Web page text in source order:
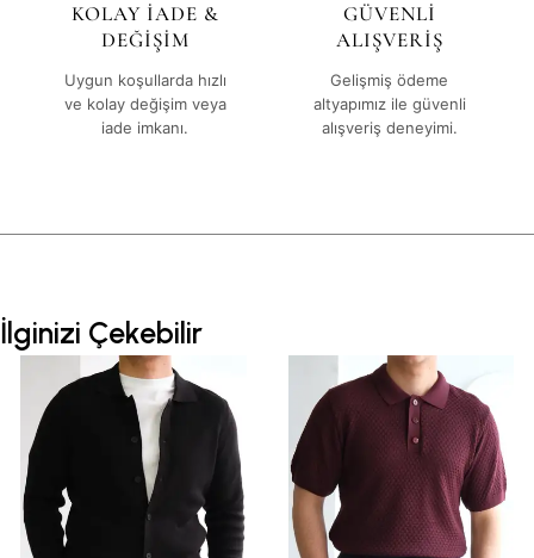
KOLAY İADE &
DEĞİŞİM
Uygun koşullarda hızlı
ve kolay değişim veya
iade imkanı.
GÜVENLİ
ALIŞVERİŞ
Gelişmiş ödeme
altyapımız ile güvenli
alışveriş deneyimi.
İlginizi Çekebilir